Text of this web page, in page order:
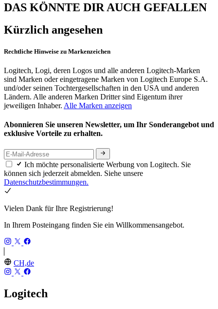
DAS KÖNNTE DIR AUCH GEFALLEN
Kürzlich angesehen
Rechtliche Hinweise zu Markenzeichen
Logitech, Logi, deren Logos und alle anderen Logitech-Marken
sind Marken oder eingetragene Marken von Logitech Europe S.A.
und/oder seinen Tochtergesellschaften in den USA und anderen
Ländern. Alle anderen Marken Dritter sind Eigentum ihrer
jeweiligen Inhaber. Alle Marken anzeigen
Abonnieren Sie unseren Newsletter, um Ihr Sonderangebot und
exklusive Vorteile zu erhalten.
Ich möchte personalisierte Werbung von Logitech. Sie
können sich jederzeit abmelden. Siehe unsere
Datenschutzbestimmungen.
Vielen Dank für Ihre Registrierung!
In Ihrem Posteingang finden Sie ein Willkommensangebot.
CH,de
Logitech